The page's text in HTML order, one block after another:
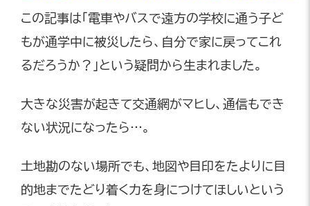
この記事は「電車やバスで遠方の学校に通う子ど
もが通学中に被災したら、自分で家に戻ってこれ
るだろうか？」という疑問から生まれました。
大きな災害が起きて交通網がマヒし、通信もでき
ない状況になったら…。
土地勘のない場所でも、地図や目印をたよりに目
的地までたどり着く力を身につけてほしいという